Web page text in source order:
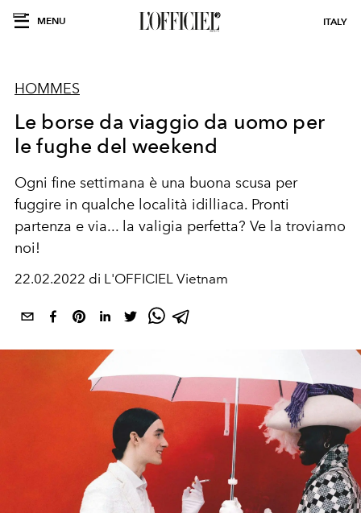
MENU ITALY
HOMMES
Le borse da viaggio da uomo per
le fughe del weekend
Ogni fine settimana è una buona scusa per
fuggire in qualche località idilliaca. Pronti
partenza e via... la valigia perfetta? Ve la troviamo
noi!
22.02.2022 di L'OFFICIEL Vietnam